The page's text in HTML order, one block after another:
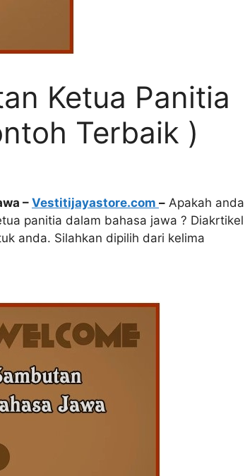
Ketua Panitia
Terbaik )
– Vestitijayastore.com – Apakah anda
panitia dalam bahasa jawa ? Diakrtikel
anda. Silahkan dipilih dari kelima